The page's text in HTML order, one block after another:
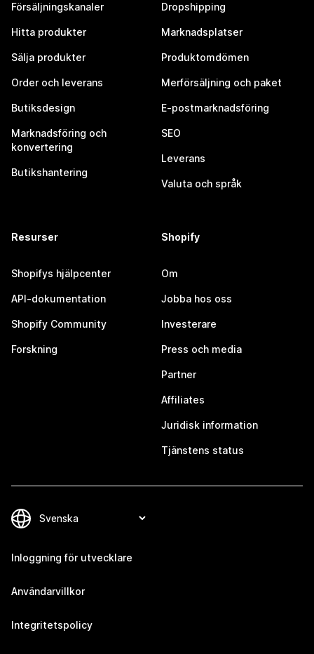
Försäljningskanaler
Hitta produkter
Sälja produkter
Order och leverans
Butiksdesign
Marknadsföring och
konvertering
Butikshantering
Dropshipping
Marknadsplatser
Produktomdömen
Merförsäljning och paket
E-postmarknadsföring
SEO
Leverans
Valuta och språk
Resurser
Shopifys hjälpcenter
API-dokumentation
Shopify Community
Forskning
Shopify
Om
Jobba hos oss
Investerare
Press och media
Partner
Affiliates
Juridisk information
Tjänstens status
Inloggning för utvecklare
Användarvillkor
Integritetspolicy